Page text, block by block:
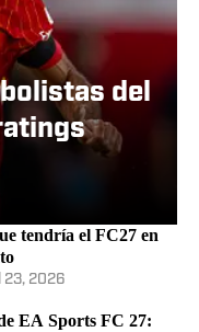
del
tendría el FC27 en
23, 2026
EA Sports FC 27: